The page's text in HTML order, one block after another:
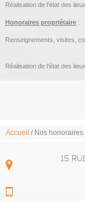
Réalisation de l'état des
Honoraires propriétaire:
Renseignements, visites,
Réalisation de l'état des
Accueil / Nos honoraires
15